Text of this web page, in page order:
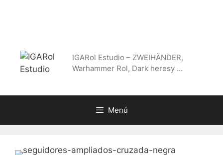
IGARol Estudio – ZWEIHÄNDER,
Warhammer Rol, Dark heresy …
Menú